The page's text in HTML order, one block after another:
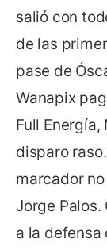
salió con
de las
pase de
Wanapix
Full
disparo
marcador
Jorge
a la defensa